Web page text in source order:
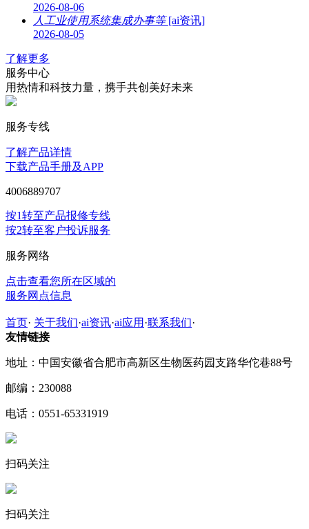
2026-08-06
人工业使用系统集成办事等[ai资讯]
2026-08-05
了解更多
服务中心
用热情和科技力量，携手共创美好未来
服务专线
了解产品详情
下载产品手册及APP
4006889707
按1转至产品报修专线
按2转至客户投诉服务
服务网络
点击查看您所在区域的
服务网点信息
首页· 关于我们·ai资讯·ai应用 ·联系我们·
友情链接
地址：中国安徽省合肥市高新区生物医药园支路华佗巷88号
邮编：230088
电话：0551-65331919
扫码关注
扫码关注